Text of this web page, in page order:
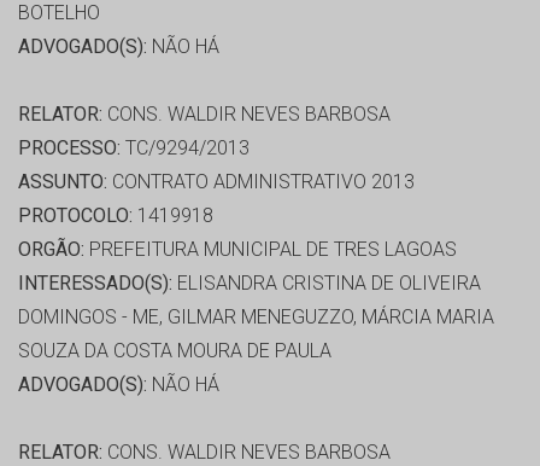
BOTELHO
ADVOGADO(S): NÃO HÁ
RELATOR: CONS. WALDIR NEVES BARBOSA
PROCESSO: TC/9294/2013
ASSUNTO: CONTRATO ADMINISTRATIVO 2013
PROTOCOLO: 1419918
ORGÃO: PREFEITURA MUNICIPAL DE TRES LAGOAS
INTERESSADO(S): ELISANDRA CRISTINA DE OLIVEIRA
DOMINGOS - ME, GILMAR MENEGUZZO, MÁRCIA MARIA
SOUZA DA COSTA MOURA DE PAULA
ADVOGADO(S): NÃO HÁ
RELATOR: CONS. WALDIR NEVES BARBOSA